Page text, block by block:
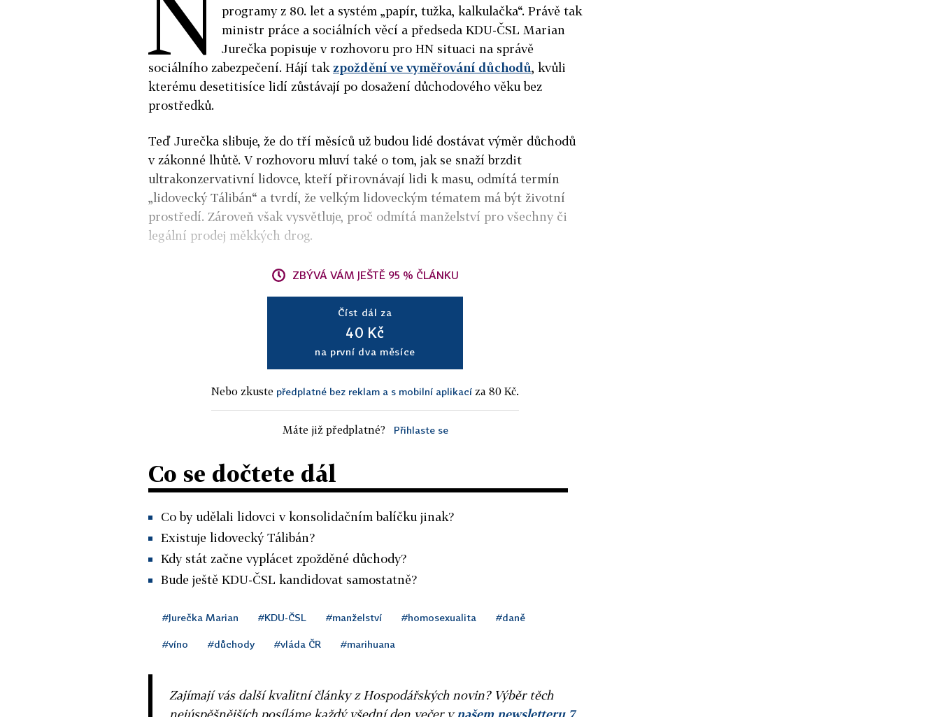
programy z 80. let a systém „papír, tužka, kalkulačka“. Právě tak
ministr práce a sociálních věcí a předseda KDU-ČSL Marian
Jurečka popisuje v rozhovoru pro HN situaci na správě
sociálního zabezpečení. Hájí tak zpoždění ve vyměřování důchodů, kvůli
kterému desetitisíce lidí zůstávají po dosažení důchodového věku bez
prostředků.
Teď Jurečka slibuje, že do tří měsíců už budou lidé dostávat výměr důchodů
v zákonné lhůtě. V rozhovoru mluví také o tom, jak se snaží brzdit
ultrakonzervativní lidovce, kteří přirovnávají lidi k masu, odmítá termín
„lidovecký Tálibán“ a tvrdí, že velkým lidoveckým tématem má být životní
prostředí. Zároveň však vysvětluje, proč odmítá manželství pro všechny či
legální prodej měkkých drog.
ZBÝVÁ VÁM JEŠTĚ 95 % ČLÁNKU
Číst dál za
40 Kč
na první dva měsíce
Nebo zkuste předplatné bez reklam a s mobilní aplikací za 80 Kč.
Máte již předplatné? Přihlaste se
Co se dočtete dál
Co by udělali lidovci v konsolidačním balíčku jinak?
Existuje lidovecký Tálibán?
Kdy stát začne vyplácet zpožděné důchody?
Bude ještě KDU-ČSL kandidovat samostatně?
#Jurečka Marian #KDU-ČSL #manželství #homosexualita #daně
#víno #důchody #vláda ČR #marihuana
Zajímají vás další kvalitní články z Hospodářských novin? Výběr těch
nejúspěšnějších posíláme každý všední den večer vnašem newsletteru 7